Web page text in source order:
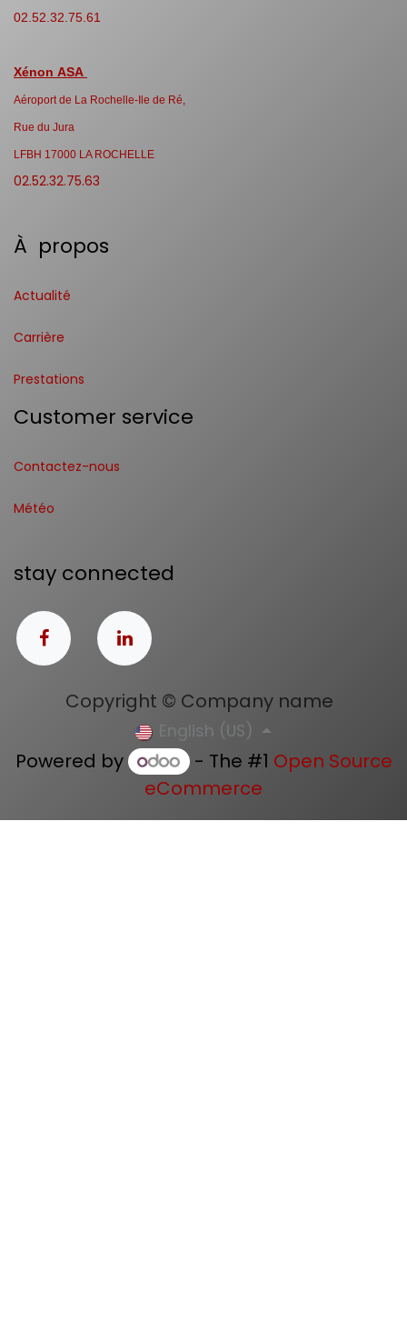
02.52.32.75.61
Xénon ASA
Aéroport de La Rochelle-Ile de Ré,
Rue du Jura
LFBH 17000 LA ROCHELLE
02.52.32.75.63
À propos
Actualité
Carrière
Prestations
Customer service
Contactez-nous
Météo
stay connected
Copyright © Company name
English (US)
Powered by - The #1 Open Source
eCommerce